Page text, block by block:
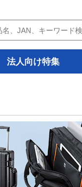
法人向け特集